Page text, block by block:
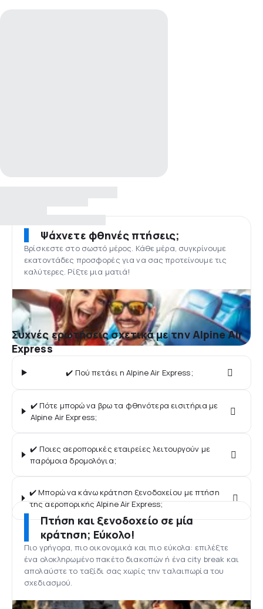
Ψάχνετε φθηνές πτήσεις;
Βρίσκεστε στο σωστό μέρος. Κάθε μέρα, συγκρίνουμε
εκατοντάδες προσφορές για να σας προτείνουμε τις
καλύτερες. Ρίξτε μια ματιά!
Συχνές ερωτήσεις σχετικά με την Alpine Air
Express
✔️ Πού πετάει η Alpine Air Express;
✔️ Πότε μπορώ να βρω τα φθηνότερα εισιτήρια με
Alpine Air Express;
✔️ Ποιες αεροπορικές εταιρείες λειτουργούν με
παρόμοια δρομολόγια;
✔️ Μπορώ να κάνω κράτηση ξενοδοχείου με πτήση
της αεροπορικής Alpine Air Express;
Πτήση και ξενοδοχείο σε μία
κράτηση; Εύκολο!
Πιο γρήγορα, πιο οικονομικά και πιο εύκολα: επιλέξτε
ένα ολοκληρωμένο πακέτο διακοπών ή ένα city break και
απολαύστε το ταξίδι σας χωρίς την ταλαιπωρία του
σχεδιασμού.